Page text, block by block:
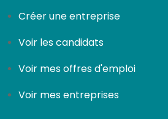
Créer une entreprise
Voir les candidats
Voir mes offres d'emploi
Voir mes entreprises